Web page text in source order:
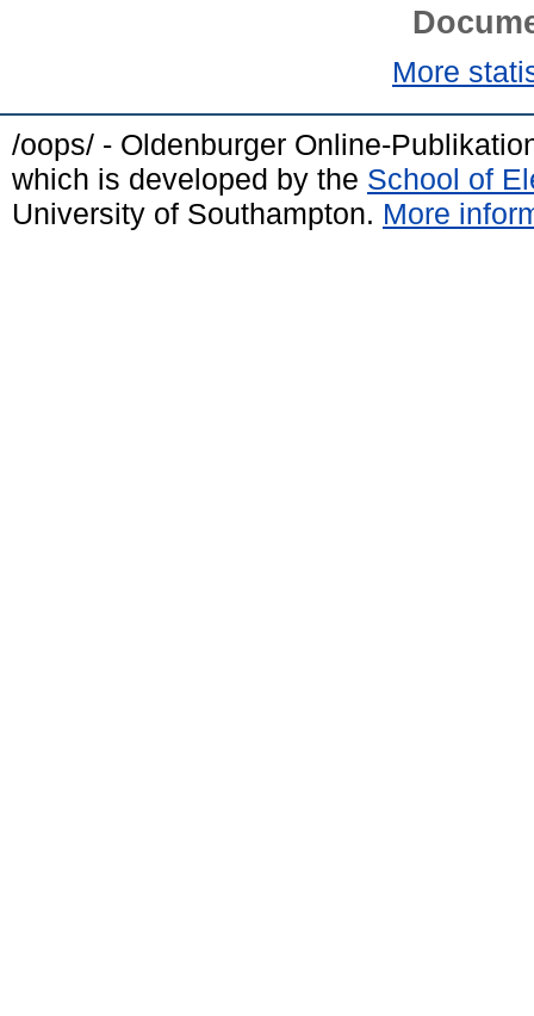
More
/oops/ - Oldenburger Online-
which is developed by the School of
University of Southampton. More